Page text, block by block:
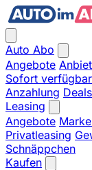
Auto Abo
Angebote
Sofort verfügbar
Anzahlung Deals
Leasing
Angebote
Privatleasing
Schnäppchen
Kaufen